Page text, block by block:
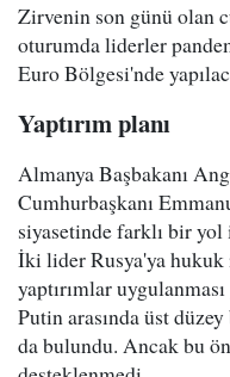
Zirvenin son günü olan
oturumda liderler
Euro Bölgesi'nde
Yaptırım planı
Almanya Başbakanı
Cumhurbaşkanı
siyasetinde farklı bir
İki lider Rusya'ya hukuk
yaptırımlar
Putin arasında üst
da bulundu. Ancak bu